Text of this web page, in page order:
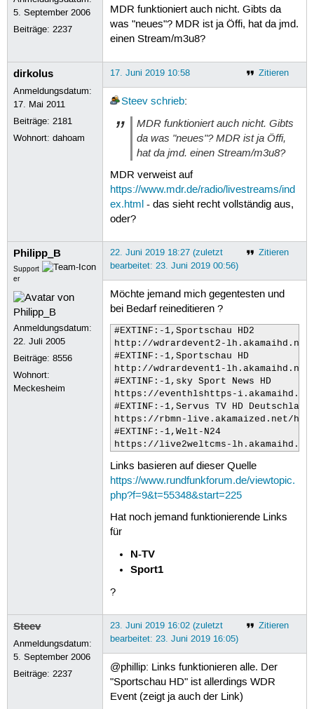
5. September 2006
Beiträge:2237
MDR funktioniert auch nicht. Gibts da
was "neues"? MDR ist ja Öffi, hat da jmd.
einen Stream/m3u8?
dirkolus
Anmeldungsdatum:
17. Mai 2011
Beiträge:2181
Wohnort: dahoam
Zitieren
17. Juni 2019 10:58
Steev schrieb:
MDR funktioniert auch nicht. Gibts
da was "neues"? MDR ist ja Öffi,
hat da jmd. einen Stream/m3u8?
MDR verweist auf
https://www.mdr.de/radio/livestreams/ind
ex.html- das sieht recht vollständig aus,
oder?
Philipp_B
Support
er
Anmeldungsdatum:
22. Juli 2005
Beiträge:8556
Wohnort:
Meckesheim
Zitieren
22. Juni 2019 18:27 (zuletzt
bearbeitet: 23. Juni 2019 00:56)
Möchte jemand mich gegentesten und
bei Bedarf reineditieren ?
#EXTINF:-1,Sportschau HD2
http://wdrardevent2-lh.akamaihd.net/i/
#EXTINF:-1,Sportschau HD
http://wdrardevent1-lh.akamaihd.net/
#EXTINF:-1,sky Sport News HD
https://eventhlshttps-
#EXTINF:-1,Servus TV HD Deutschland
https://rbmn-live.akamaized.net/hls/
#EXTINF:-1,Welt-N24
https://live2weltcms-lh.akamaihd.net/
Links basieren auf dieser Quelle
https://www.rundfunkforum.de/viewtopic.
php?f=9&t=55348&start=225
Hat noch jemand funktionierende Links
für
N-TV
Sport1
?
Steev
Anmeldungsdatum:
5. September 2006
Beiträge:2237
Zitieren
23. Juni 2019 16:02 (zuletzt
bearbeitet: 23. Juni 2019 16:05)
@phillip: Links funktionieren alle. Der
"Sportschau HD" ist allerdings WDR
Event (zeigt ja auch der Link)